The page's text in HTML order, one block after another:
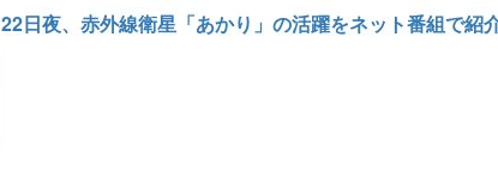
22日夜、赤外線衛星「あかり」の活躍をネット番組で紹